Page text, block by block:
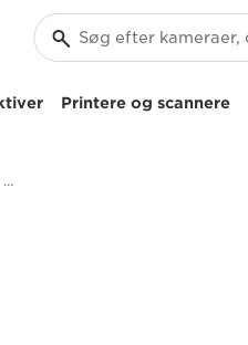
Printere og scannere
Canon UJ122x8.2B - Canon UK